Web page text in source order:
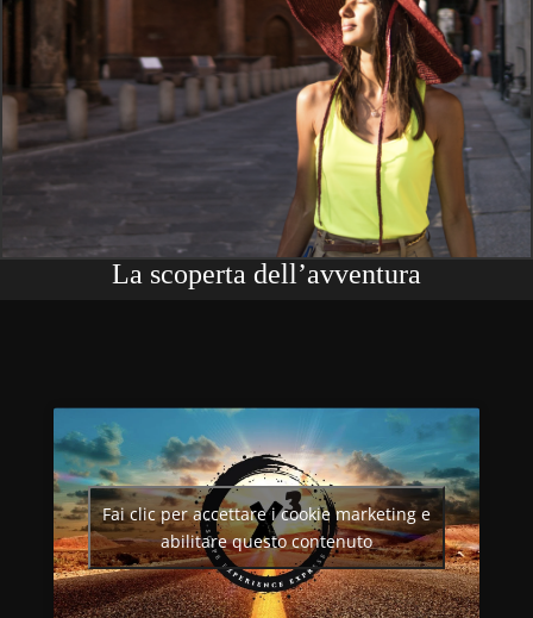
La scoperta dell’avventura
Fai clic per accettare i cookie marketing e
abilitare questo contenuto